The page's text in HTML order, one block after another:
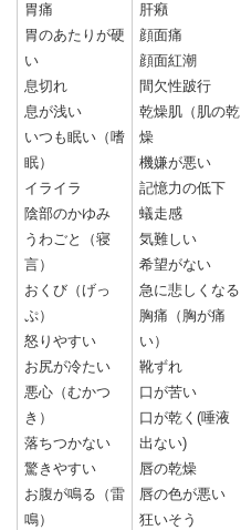
胃痛
胃のあたりが硬
い
息切れ
息が浅い
いつも眠い（嗜
眠）
イライラ
陰部のかゆみ
うわごと（寝
言）
おくび（げっ
ぷ）
怒りやすい
お尻が冷たい
悪心（むかつ
き）
落ちつかない
驚きやすい
お腹が鳴る（雷
鳴）
肝癪
顔面痛
顔面紅潮
間欠性跛行
乾燥肌（肌の乾
燥
機嫌が悪い
記憶力の低下
蟻走感
気難しい
希望がない
急に悲しくなる
胸痛（胸が痛
い）
靴ずれ
口が苦い
口が乾く(唾液
出ない)
唇の乾燥
唇の色が悪い
狂いそう